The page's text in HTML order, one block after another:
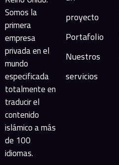
Somos la
primera
empresa
privada en el
mundo
especificada
totalmente en
traducir el
contenido
islámico a más
de 100
idiomas.
proyecto
Portafolio
Nuestros
servicios